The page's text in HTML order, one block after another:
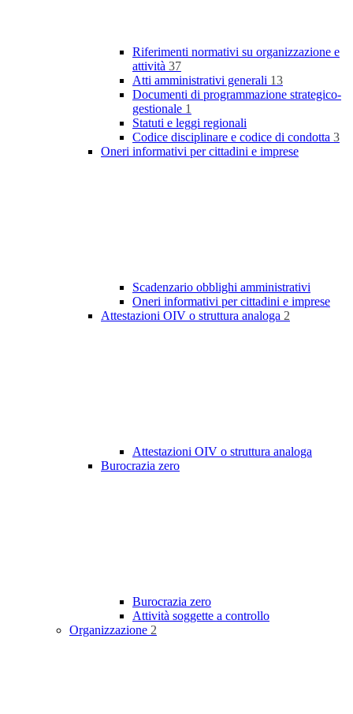
Riferimenti normativi su organizzazione e
attività 37
Atti amministrativi generali 13
Documenti di programmazione strategico-
gestionale 1
Statuti e leggi regionali
Codice disciplinare e codice di condotta 3
Oneri informativi per cittadini e imprese
Scadenzario obblighi amministrativi
Oneri informativi per cittadini e imprese
Attestazioni OIV o struttura analoga 2
Attestazioni OIV o struttura analoga
Burocrazia zero
Burocrazia zero
Attività soggette a controllo
Organizzazione 2